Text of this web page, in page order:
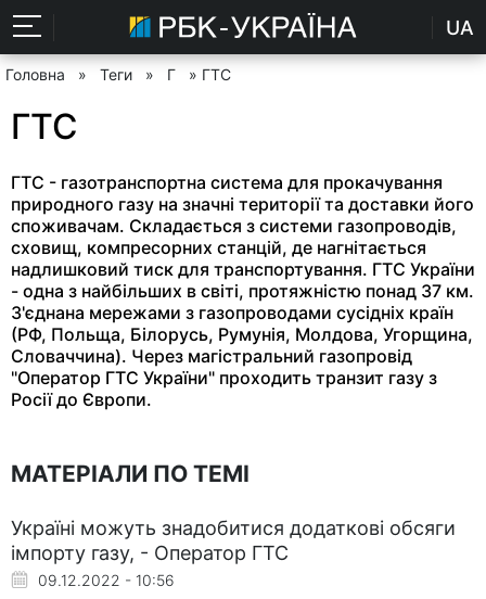
UA
Головна » Теги » Г » ГТС
ГТС
ГТС - газотранспортна система для прокачування
природного газу на значні території та доставки його
споживачам. Складається з системи газопроводів,
сховищ, компресорних станцій, де нагнітається
надлишковий тиск для транспортування. ГТС України
- одна з найбільших в світі, протяжністю понад 37 км.
З'єднана мережами з газопроводами сусідніх країн
(РФ, Польща, Білорусь, Румунія, Молдова, Угорщина,
Словаччина). Через магістральний газопровід
"Оператор ГТС України" проходить транзит газу з
Росії до Європи.
МАТЕРІАЛИ ПО ТЕМІ
Україні можуть знадобитися додаткові обсяги
імпорту газу, - Оператор ГТС
09.12.2022 - 10:56